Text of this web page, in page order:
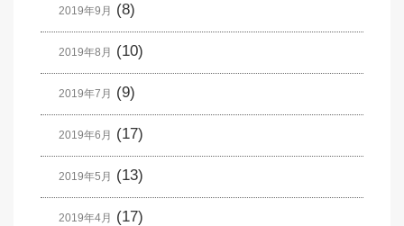
2019年9月 (8)
2019年8月 (10)
2019年7月 (9)
2019年6月 (17)
2019年5月 (13)
2019年4月 (17)